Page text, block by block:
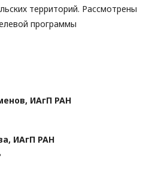
территорий. Рассмотрены
программы
ИАгП РАН
ИАгП РАН